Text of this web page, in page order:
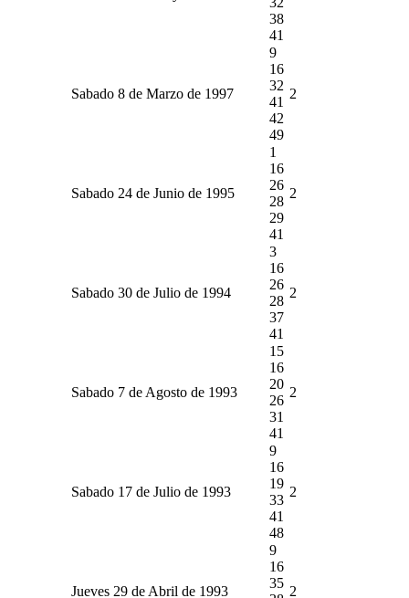
38
41
Sabado 8 de Marzo de 1997
9
16
32
41
42
49
2
Sabado 24 de Junio de 1995
1
16
26
28
29
41
2
Sabado 30 de Julio de 1994
3
16
26
28
37
41
2
Sabado 7 de Agosto de 1993
15
16
20
26
31
41
2
Sabado 17 de Julio de 1993
9
16
19
33
41
48
2
Jueves 29 de Abril de 1993
9
16
35
2